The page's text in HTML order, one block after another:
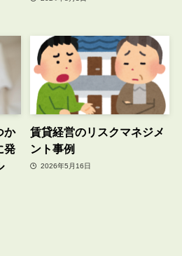
か
発
賃貸経営のリスクマネジメ
ント事例
2026年5月16日